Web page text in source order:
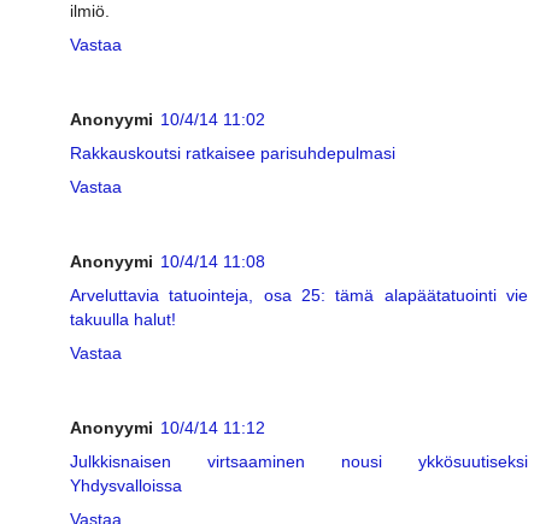
ilmiö.
Vastaa
Anonyymi 10/4/14 11:02
Rakkauskoutsi ratkaisee parisuhdepulmasi
Vastaa
Anonyymi 10/4/14 11:08
Arveluttavia tatuointeja, osa 25: tämä alapäätatuointi vie
takuulla halut!
Vastaa
Anonyymi 10/4/14 11:12
Julkkisnaisen virtsaaminen nousi ykkösuutiseksi
Yhdysvalloissa
Vastaa